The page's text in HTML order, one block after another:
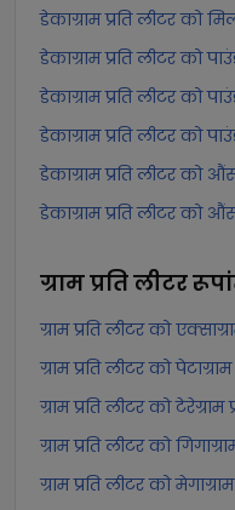
डेकाग्राम प्रति लीटर को
डेकाग्राम प्रति लीटर को
डेकाग्राम प्रति लीटर को
डेकाग्राम प्रति लीटर को
डेकाग्राम प्रति लीटर को
डेकाग्राम प्रति लीटर को
ग्राम प्रति लीटर
ग्राम प्रति लीटर को
ग्राम प्रति लीटर को
ग्राम प्रति लीटर को
ग्राम प्रति लीटर को
ग्राम प्रति लीटर को